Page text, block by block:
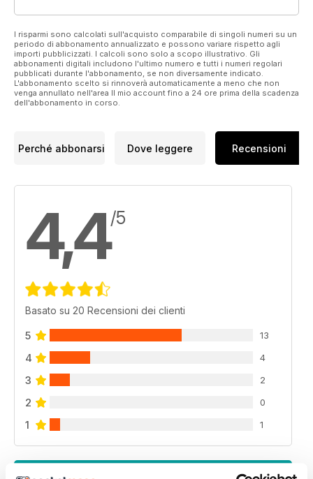
I risparmi sono calcolati sull'acquisto comparabile di singoli numeri su un
periodo di abbonamento annualizzato e possono variare rispetto agli
importi pubblicizzati. I calcoli sono solo a scopo illustrativo. Gli
abbonamenti digitali includono l'ultimo numero e tutti i numeri regolari
pubblicati durante l'abbonamento, se non diversamente indicato.
L'abbonamento scelto si rinnoverà automaticamente a meno che non
venga annullato nell'area Il mio account fino a 24 ore prima della scadenza
dell'abbonamento in corso.
Perché abbonarsi Dove leggere Recensioni
4,4/5
Basato su 20 Recensioni dei clienti
5 13
4 4
3 2
2 0
1 1